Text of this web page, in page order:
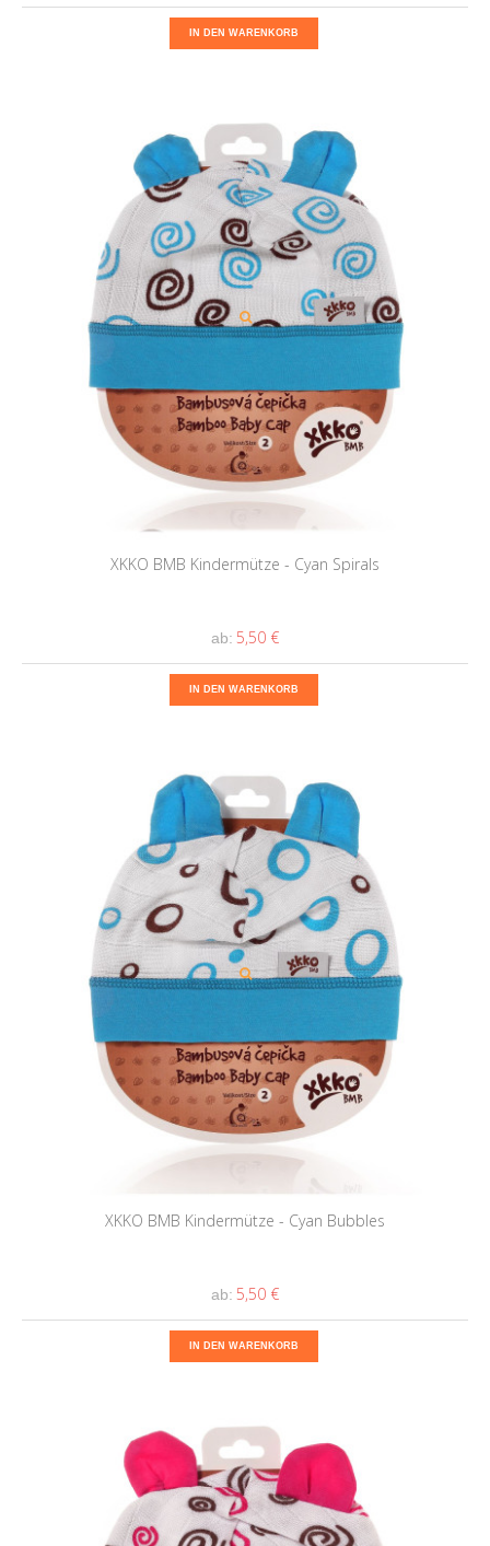
IN DEN WARENKORB
XKKO BMB Kindermütze - Cyan Spirals
ab: 5,50 €
IN DEN WARENKORB
XKKO BMB Kindermütze - Cyan Bubbles
ab: 5,50 €
IN DEN WARENKORB